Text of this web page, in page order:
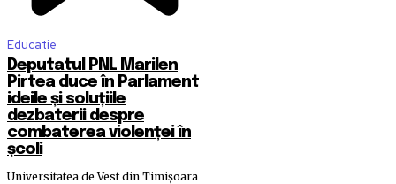
Educatie
Deputatul PNL Marilen
Pirtea duce în Parlament
ideile și soluțiile
dezbaterii despre
combaterea violenței în
școli
Universitatea de Vest din Timișoara